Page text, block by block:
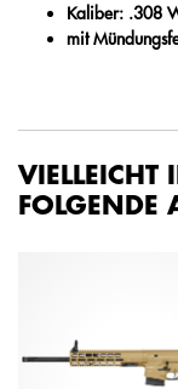
Kaliber: .308
mit
VIELLEICHT
FOLGENDE